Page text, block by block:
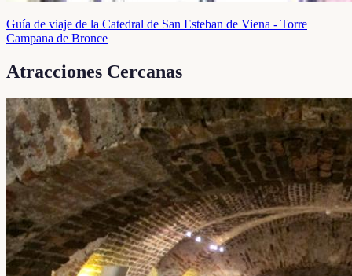
Guía de viaje de la Catedral de San Esteban de Viena - Torre
Campana de Bronce
Atracciones Cercanas